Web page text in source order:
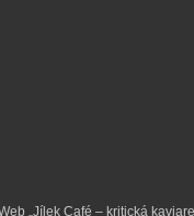
„Jílek Café – kritická